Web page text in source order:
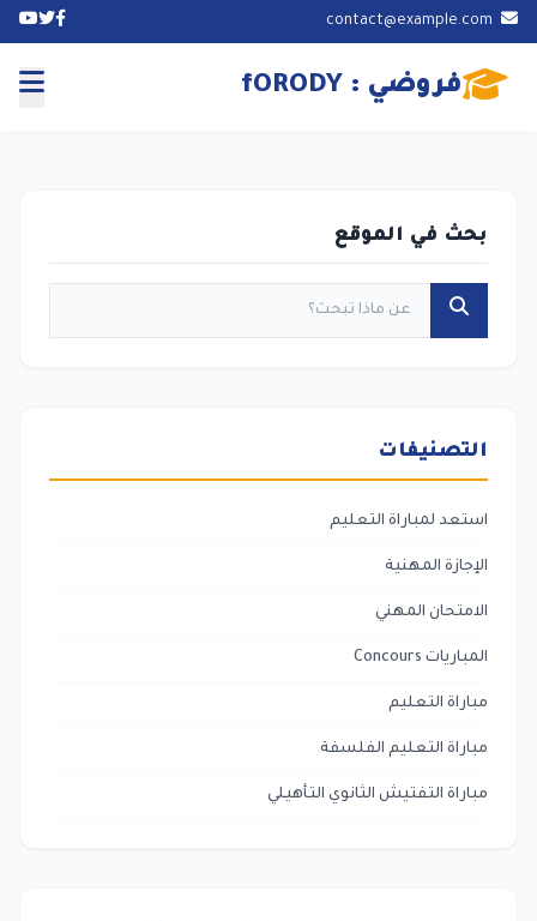
فروضي : fORODY
بحث في الموقع
التصنيفات
استعد لمباراة التعليم
الإجازة المهنية
الامتحان المهني
المباريات Concours
مباراة التعليم
مباراة التعليم الفلسفة
مباراة التفتيش الثانوي التأهيلي